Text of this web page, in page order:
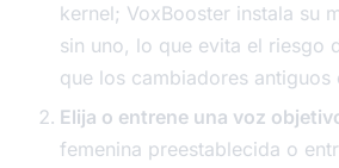
kernel; VoxBooster instala su
sin uno, lo que evita el riesgo
que los cambiadores antiguos
Elija o entrene una voz
femenina preestablecida o